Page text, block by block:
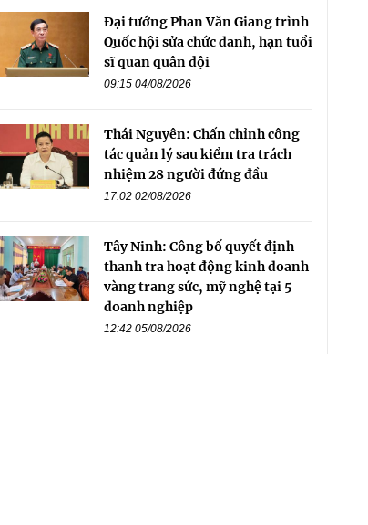
Đại tướng Phan Văn Giang trình
Quốc hội sửa chức danh, hạn tuổi
sĩ quan quân đội
09:15 04/08/2026
Thái Nguyên: Chấn chỉnh công
tác quản lý sau kiểm tra trách
nhiệm 28 người đứng đầu
17:02 02/08/2026
Tây Ninh: Công bố quyết định
thanh tra hoạt động kinh doanh
vàng trang sức, mỹ nghệ tại 5
doanh nghiệp
12:42 05/08/2026